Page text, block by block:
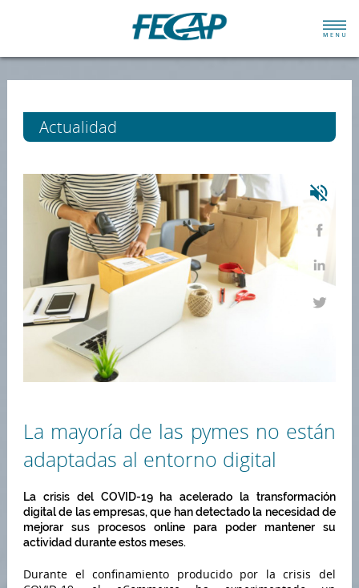
Actualidad
La mayoría de las pymes no están
adaptadas al entorno digital
La crisis del COVID-19 ha acelerado la transformación
digital de las empresas, que han detectado la necesidad de
mejorar sus procesos online para poder mantener su
actividad durante estos meses.
Durante el confinamiento producido por la crisis del